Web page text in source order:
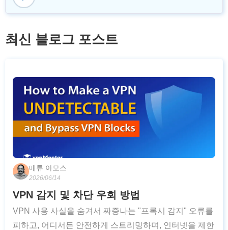
최신 블로그 포스트
매튜 아모스
2026/06/14
VPN 감지 및 차단 우회 방법
VPN 사용 사실을 숨겨서 짜증나는 "프록시 감지" 오류를
피하고, 어디서든 안전하게 스트리밍하며, 인터넷을 제한